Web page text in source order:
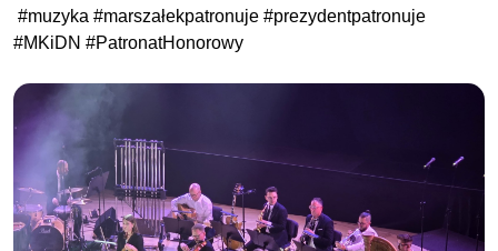
#muzyka #marszałekpatronuje #prezydentpatronuje
#MKiDN #PatronatHonorowy